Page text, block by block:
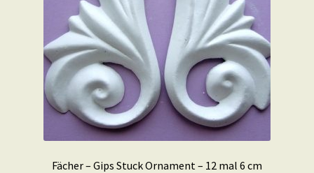
Fächer – Gips Stuck Ornament – 12 mal 6 cm